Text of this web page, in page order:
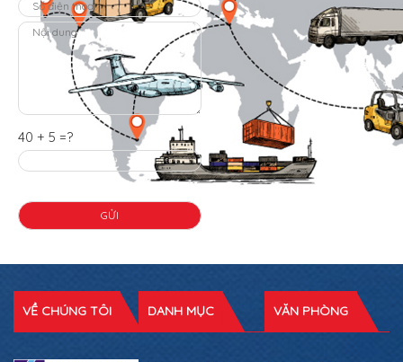
40 + 5 =?
VỀ CHÚNG TÔI DANH MỤC VĂN PHÒNG